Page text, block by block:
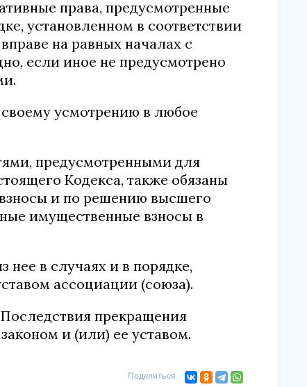
права, предусмотренные
установленном в соответствии
на равных началах с
если иное не предусмотрено
усмотрению в любое
предусмотренными для
Кодекса, также обязаны
и по решению высшего
имущественные взносы в
в случаях и в порядке,
ассоциации (союза).
прекращения
и (или) ее уставом.
Поделиться